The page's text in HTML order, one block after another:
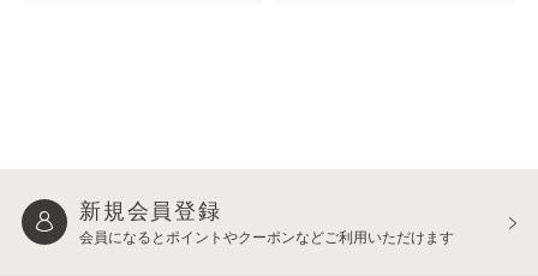
新規会員登録
会員になるとポイントやクーポンなどご利用いただけます